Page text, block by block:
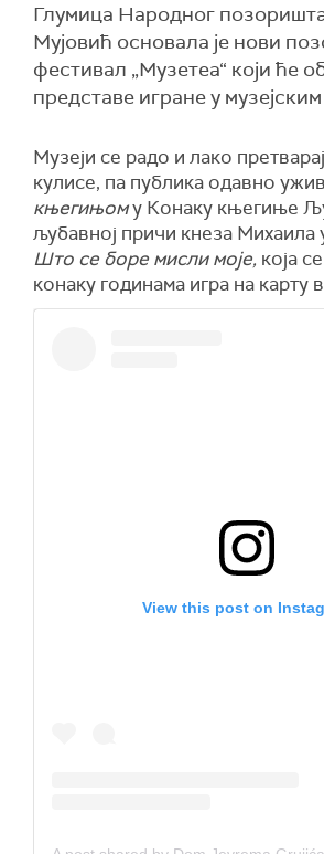
Глумица Народног
Мујовић основала је нови
фестивал „Музетеа“ који ће
представе игране у
Музеји се радо и лако
кулисе, па публика одавно
књегињому Конаку књегиње
љубавној причи кнеза Михаила
Што се боре мисли моје, која
конаку годинама игра на карту
View this post on